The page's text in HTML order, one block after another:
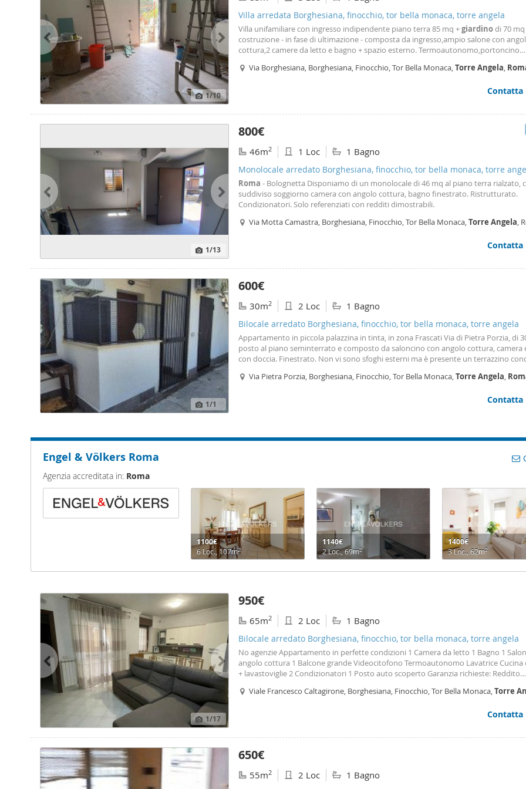
1/10
Villa arredata Borghesiana, finocchio, tor bella monaca, torre angela
Villa unifamiliare con ingresso indipendente piano terra 85 mq +giardinodi 70
costruzione - in fase di ultimazione - composta da ingresso,ampio salone con
cottura,2 camere da letto e bagno + spazio esterno. Termoautonomo,portoncino
Via Borghesiana, Borghesiana, Finocchio, Tor Bella Monaca,Torre Angela,
Contatta
1/13
800€
46m2 1 Loc 1 Bagno
Monolocale arredato Borghesiana, finocchio, tor bella monaca, torre
Roma - Bolognetta Disponiamo di un monolocale di 46 mq al piano terra rialzato,
suddiviso soggiorno camera con angolo cottura, bagno finestrato. Ristrutturato.
Condizionatori. Solo referenziati con redditi dimostrabili.
Via Motta Camastra, Borghesiana, Finocchio, Tor Bella Monaca,Torre Angela,
Contatta
1/1
600€
30m2 2 Loc 1 Bagno
Bilocale arredato Borghesiana, finocchio, tor bella monaca, torre angela
Appartamento in piccola palazzina in tinta, in zona Frascati Via di Pietra Porzia, di
posto al piano seminterrato e composto da saloncino con angolo cottura, camera
con doccia. Finestrato. Non vi sono sfoghi esterni ma è presente un terrazzino
all'interno del Ristorante "la Vecchia Locanda". Con posto auto scoperto di
Via Pietra Porzia, Borghesiana, Finocchio, Tor Bella Monaca,Torre Angela,
Contatta
Engel & Völkers Roma
Agenzia accreditata in: Roma
1100€
6 Loc., 107m2
1140€
2 Loc., 69m2
1400€
3 Loc., 62m2
1/17
950€
65m2 2 Loc 1 Bagno
Bilocale arredato Borghesiana, finocchio, tor bella monaca, torre angela
No agenzie Appartamento in perfette condizioni 1 Camera da letto 1 Bagno 1
angolo cottura 1 Balcone grande Videocitofono Termoautonomo Lavatrice Cucina
+ lavastoviglie 2 Condizionatori 1 Posto auto scoperto Garanzia richieste: Reddito
Viale Francesco Caltagirone, Borghesiana, Finocchio, Tor Bella Monaca,Torre
Contatta
650€
55m2 2 Loc 1 Bagno